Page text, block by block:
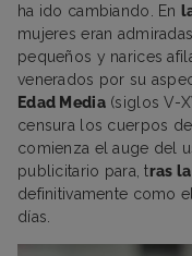
ha ido cambiando. En
mujeres eran
pequeños y narices
venerados por su
Edad Media(siglos V-
censura los cuerpos
comienza el auge del
publicitario para, tras
definitivamente como
días.